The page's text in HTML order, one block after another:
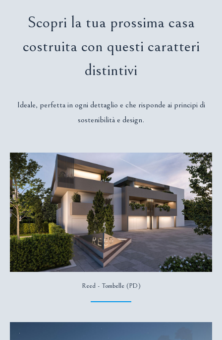
Scopri la tua prossima casa
costruita con questi caratteri
distintivi
Ideale, perfetta in ogni dettaglio e che risponde ai principi di
sostenibilità e design.
Reed - Tombelle (PD)